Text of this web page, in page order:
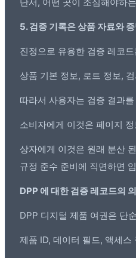
5. 검증 기록은 상품 자료와
진정으로 유용한 검증 레코
상품 기본 정보, 로트 정보,
따라서 사용자는 검증 결과
소비자에게 이것은 페이지
상자에게 이것은 원래 분산
규정 준수 준비에 직면하면
DPP 에 대한 검증 레코드의
DPP 디지털 제품 여권은 단
제품 ID, 데이터 필드, 액세